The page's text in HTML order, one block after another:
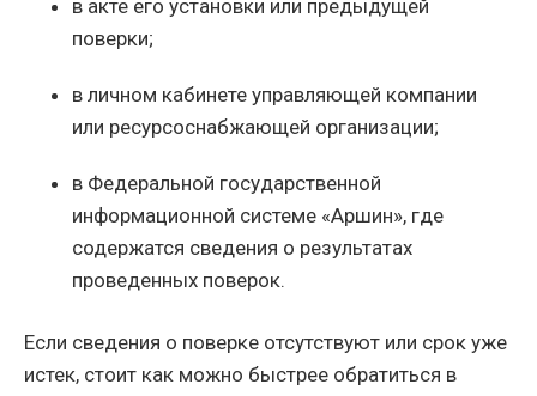
в акте его установки или предыдущей
поверки;
в личном кабинете управляющей компании
или ресурсоснабжающей организации;
в Федеральной государственной
информационной системе «Аршин», где
содержатся сведения о результатах
проведенных поверок.
Если сведения о поверке отсутствуют или срок уже
истек, стоит как можно быстрее обратиться в